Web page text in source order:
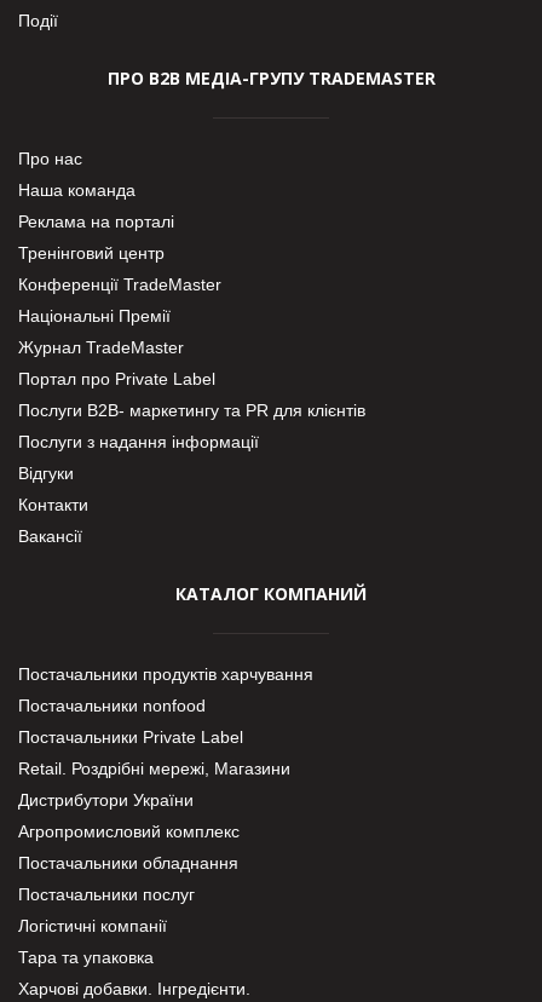
Події
ПРО В2В МЕДІА-ГРУПУ TRADEMASTER
Про нас
Наша команда
Реклама на порталі
Тренінговий центр
Конференції TradeMaster
Національні Премії
Журнал TradeMaster
Портал про Private Label
Послуги В2В- маркетингу та PR для клієнтів
Послуги з надання інформації
Відгуки
Контакти
Вакансії
КАТАЛОГ КОМПАНИЙ
Постачальники продуктів харчування
Постачальники nonfood
Постачальники Private Label
Retail. Роздрібні мережі, Магазини
Дистрибутори України
Агропромисловий комплекс
Постачальники обладнання
Постачальники послуг
Логістичні компанії
Тара та упаковка
Харчові добавки. Інгредієнти.